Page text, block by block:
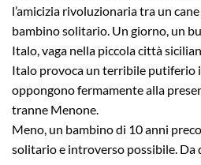
l’amicizia rivoluzionaria tra un
bambino solitario. Un giorno, un
Italo, vaga nella piccola città
Italo provoca un terribile putiferio
oppongono fermamente alla
tranne Menone.
Meno, un bambino di 10 anni
solitario e introverso possibile. Da